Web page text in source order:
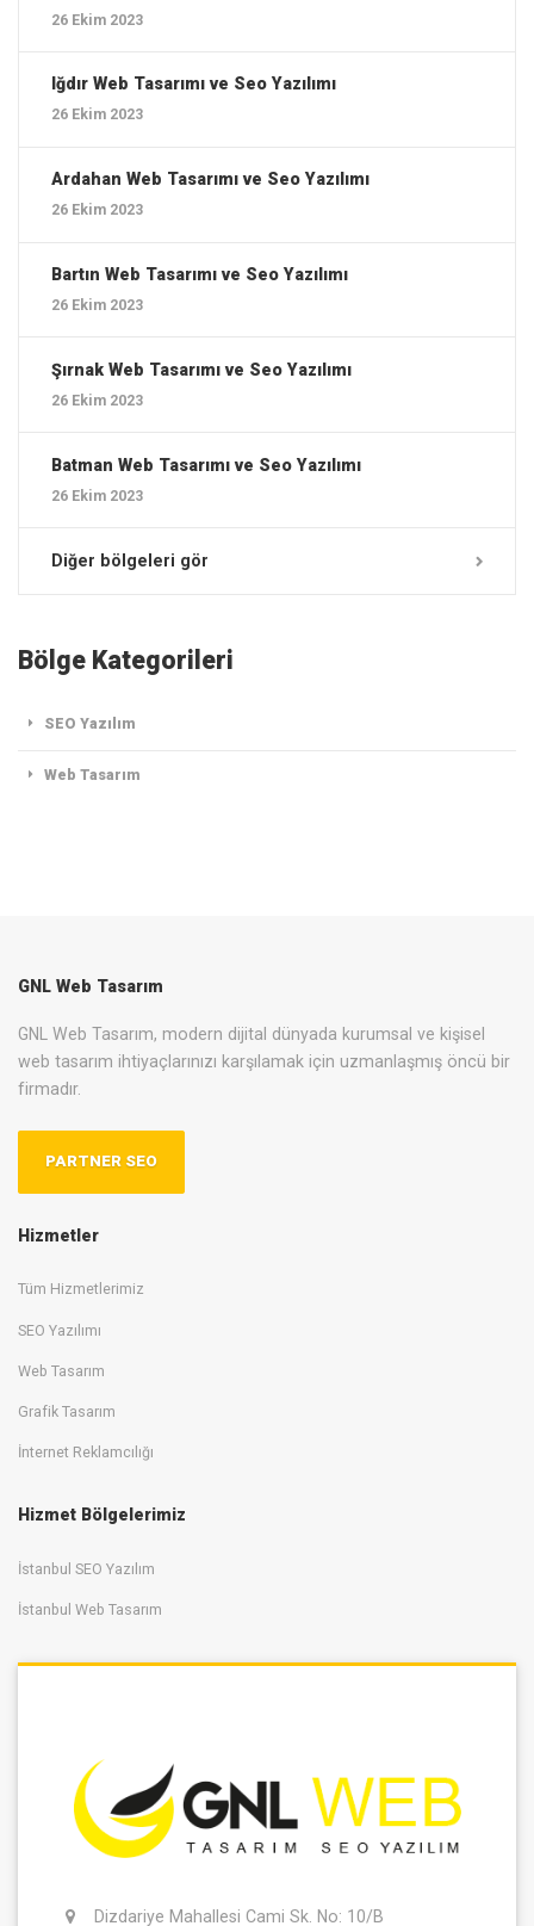
26 Ekim 2023
Iğdır ‎Web Tasarımı ve Seo Yazılımı
26 Ekim 2023
Ardahan ‎Web Tasarımı ve Seo Yazılımı
26 Ekim 2023
Bartın ‎Web Tasarımı ve Seo Yazılımı
26 Ekim 2023
Şırnak ‎Web Tasarımı ve Seo Yazılımı
26 Ekim 2023
Batman ‎Web Tasarımı ve Seo Yazılımı
26 Ekim 2023
Diğer bölgeleri gör
Bölge Kategorileri
SEO Yazılım
Web Tasarım
GNL Web Tasarım
GNL Web Tasarım, modern dijital dünyada kurumsal ve kişisel
web tasarım ihtiyaçlarınızı karşılamak için uzmanlaşmış öncü bir
firmadır.
PARTNER SEO
Hizmetler
Tüm Hizmetlerimiz
SEO Yazılımı
Web Tasarım
Grafik Tasarım
İnternet Reklamcılığı
Hizmet Bölgelerimiz
İstanbul SEO Yazılım
İstanbul Web Tasarım
Dizdariye Mahallesi Cami Sk. No: 10/B